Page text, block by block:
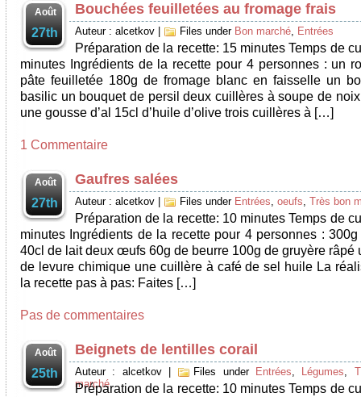
Août
27th
Bouchées feuilletées au fromage frais
Auteur : alcetkov Files under Bon marché, Entrées
Préparation de la recette: 15 minutes Temps de
minutes Ingrédients de la recette pour 4 personnes : un
pâte feuilletée 180g de fromage blanc en faisselle un
basilic un bouquet de persil deux cuillères à soupe de
une gousse d’al 15cl d’huile d’olive trois cuillères à […]
1 Commentaire
Août
27th
Gaufres salées
Auteur : alcetkov Files under Entrées, oeufs, Très bon
Préparation de la recette: 10 minutes Temps de
minutes Ingrédients de la recette pour 4 personnes :
40cl de lait deux œufs 60g de beurre 100g de gruyère râpé
de levure chimique une cuillère à café de sel huile La
la recette pas à pas: Faites […]
Pas de commentaires
Août
25th
Beignets de lentilles corail
Auteur : alcetkov| Files under Entrées, Légumes,
marché
Préparation de la recette: 10 minutes Temps de